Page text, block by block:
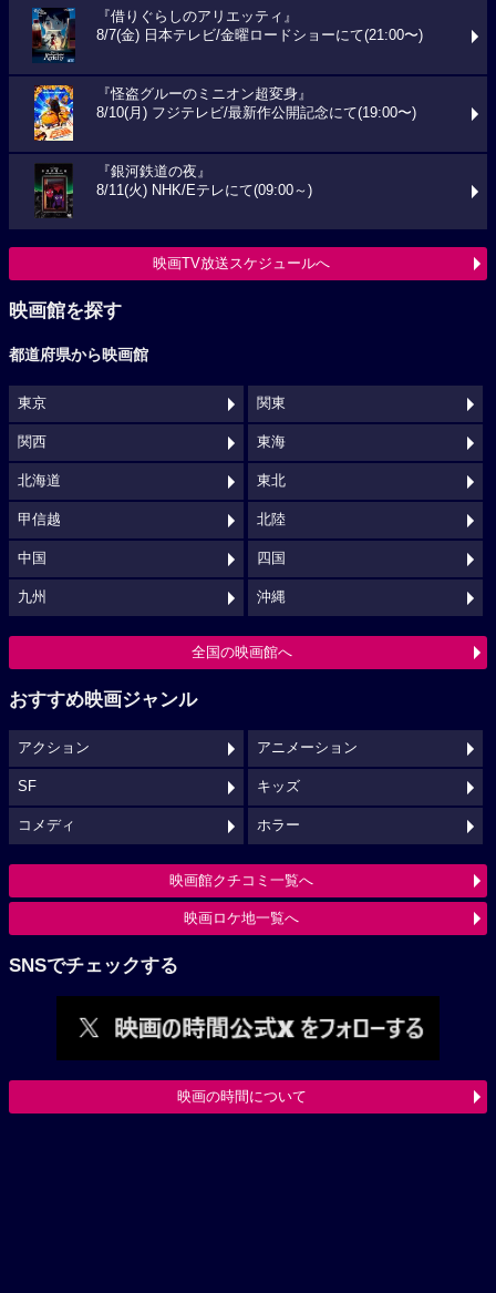
『借りぐらしのアリエッティ』
8/7(金) 日本テレビ/金曜ロードショーにて(21:00〜)
『怪盗グルーのミニオン超変身』
8/10(月) フジテレビ/最新作公開記念にて(19:00〜)
『銀河鉄道の夜』
8/11(火) NHK/Eテレにて(09:00～)
映画TV放送スケジュールへ
映画館を探す
都道府県から映画館
東京 関東
関西 東海
北海道 東北
甲信越 北陸
中国 四国
九州 沖縄
全国の映画館へ
おすすめ映画ジャンル
アクション アニメーション
SF キッズ
コメディ ホラー
映画館クチコミ一覧へ
映画ロケ地一覧へ
SNSでチェックする
映画の時間について